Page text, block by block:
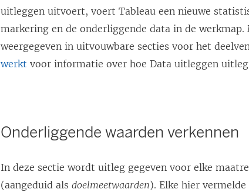
uitleggen uitvoert, voert Tableau een nieuwe
markering en de onderliggende data in de
weergegeven in uitvouwbare secties voor het
werkt voor informatie over hoe Data uitleggen
Onderliggende waarden verkennen
In deze sectie wordt uitleg gegeven voor elke
(aangeduid alsdoelmeetwaarden). Elke hier